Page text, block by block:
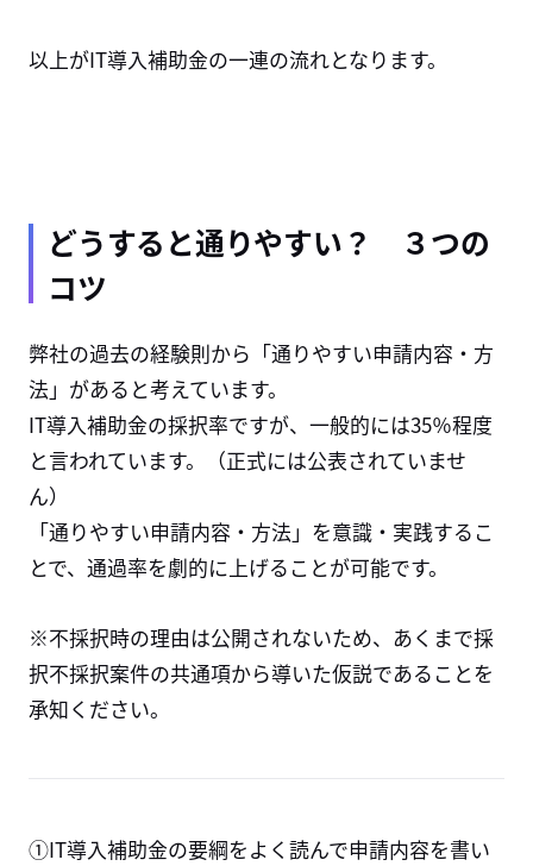
以上がIT導入補助金の一連の流れとなります。
どうすると通りやすい？ ３つの
コツ
弊社の過去の経験則から「通りやすい申請内容・方
法」があると考えています。
IT導入補助金の採択率ですが、一般的には35％程度
と言われています。（正式には公表されていませ
ん）
「通りやすい申請内容・方法」を意識・実践するこ
とで、通過率を劇的に上げることが可能です。
※不採択時の理由は公開されないため、あくまで採
択不採択案件の共通項から導いた仮説であることを
承知ください。
①IT導入補助金の要綱をよく読んで申請内容を書い